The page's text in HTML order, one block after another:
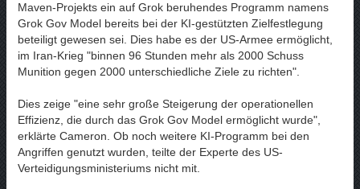
Maven-Projekts ein auf Grok beruhendes Programm namens
Grok Gov Model bereits bei der KI-gestützten Zielfestlegung
beteiligt gewesen sei. Dies habe es der US-Armee ermöglicht,
im Iran-Krieg "binnen 96 Stunden mehr als 2000 Schuss
Munition gegen 2000 unterschiedliche Ziele zu richten".
Dies zeige "eine sehr große Steigerung der operationellen
Effizienz, die durch das Grok Gov Model ermöglicht wurde",
erklärte Cameron. Ob noch weitere KI-Programm bei den
Angriffen genutzt wurden, teilte der Experte des US-
Verteidigungsministeriums nicht mit.